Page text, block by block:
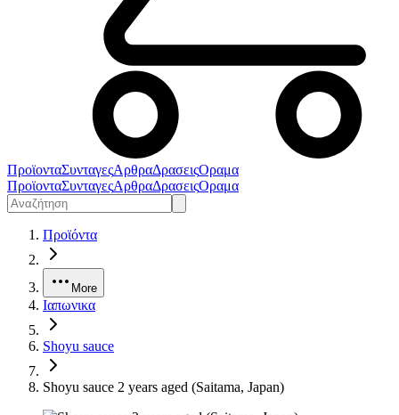
ΠροϊονταΣυνταγεςΑρθραΔρασειςΟραμα
ΠροϊονταΣυνταγεςΑρθραΔρασειςΟραμα
Προϊόντα
More
Ιαπωνικα
Shoyu sauce
Shoyu sauce 2 years aged (Saitama, Japan)